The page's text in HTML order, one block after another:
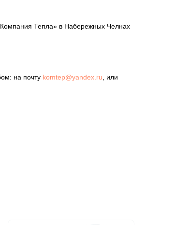
Тепла» в Набережных Челнах
на почту komtep@yandex.ru , или